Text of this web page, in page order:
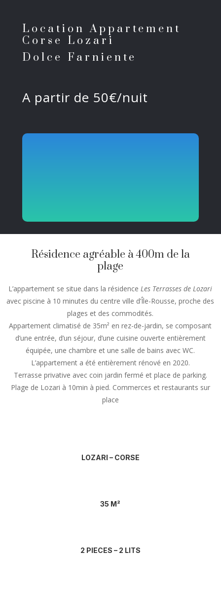
Location Appartement
Corse Lozari
Dolce Farniente
A partir de 50€/nuit
Résidence agréable à 400m de la
plage
L’appartement se situe dans la résidenceLes Terrasses de Lozari
avec piscine à 10 minutes du centre ville d’Île-Rousse, proche des
plages et des commodités.
Appartement climatisé de 35m² en rez-de-jardin, se composant
d’une entrée, d’un séjour, d’une cuisine ouverte entièrement
équipée, une chambre et une salle de bains avec WC.
L’appartement a été entièrement rénové en 2020.
Terrasse privative avec coin jardin fermé et place de parking.
Plage de Lozari à 10min à pied. Commerces et restaurants sur
place
LOZARI – CORSE
35 M²
2 PIECES – 2 LITS